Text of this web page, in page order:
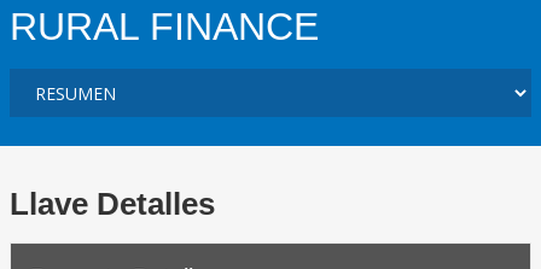
RURAL FINANCE
Llave Detalles